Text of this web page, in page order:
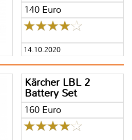
140 Euro
14.10.2020
Kärcher LBL 2
Battery Set
160 Euro